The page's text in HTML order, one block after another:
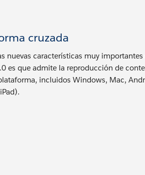
cruzada
nuevas características muy importantes
es que admite la reproducción de
incluidos Windows, Mac,